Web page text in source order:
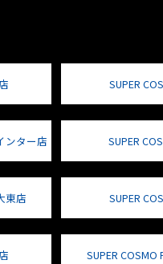
SUPER
ンター店 SUPER
東店 SUPER
SUPER COSMO